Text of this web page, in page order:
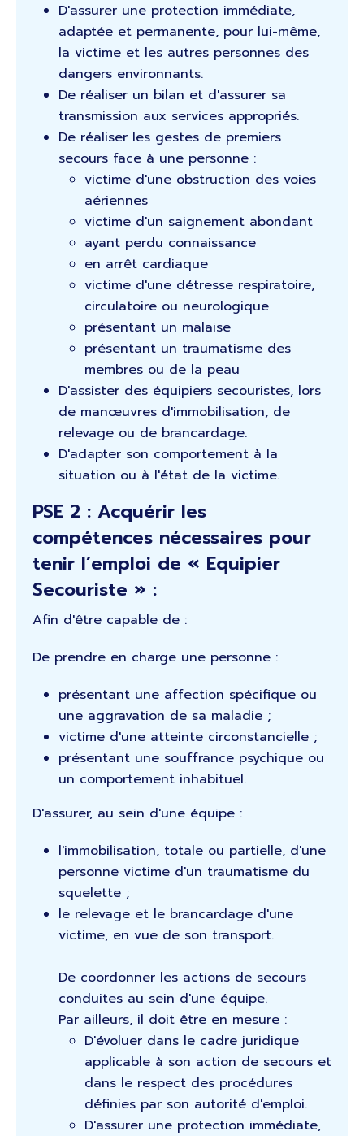
D'assurer une protection immédiate,
adaptée et permanente, pour lui-même,
la victime et les autres personnes des
dangers environnants.
De réaliser un bilan et d'assurer sa
transmission aux services appropriés.
De réaliser les gestes de premiers
secours face à une personne :
victime d'une obstruction des voies
aériennes
victime d'un saignement abondant
ayant perdu connaissance
en arrêt cardiaque
victime d'une détresse respiratoire,
circulatoire ou neurologique
présentant un malaise
présentant un traumatisme des
membres ou de la peau
D'assister des équipiers secouristes, lors
de manœuvres d'immobilisation, de
relevage ou de brancardage.
D'adapter son comportement à la
situation ou à l'état de la victime.
PSE 2 : Acquérir les
compétences nécessaires pour
tenir l’emploi de « Equipier
Secouriste » :
Afin d'être capable de :
De prendre en charge une personne :
présentant une affection spécifique ou
une aggravation de sa maladie ;
victime d'une atteinte circonstancielle ;
présentant une souffrance psychique ou
un comportement inhabituel.
D'assurer, au sein d'une équipe :
l'immobilisation, totale ou partielle, d'une
personne victime d'un traumatisme du
squelette ;
le relevage et le brancardage d'une
victime, en vue de son transport.
De coordonner les actions de secours
conduites au sein d'une équipe.
Par ailleurs, il doit être en mesure :
D'évoluer dans le cadre juridique
applicable à son action de secours et
dans le respect des procédures
définies par son autorité d'emploi.
D'assurer une protection immédiate,